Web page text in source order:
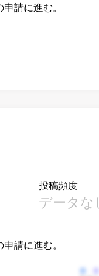
請に進む。
投稿頻度
データな
請に進む。